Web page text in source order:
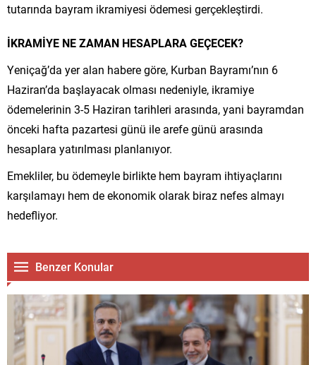
tutarında bayram ikramiyesi ödemesi gerçekleştirdi.
İKRAMİYE NE ZAMAN HESAPLARA GEÇECEK?
Yeniçağ’da yer alan habere göre, Kurban Bayramı’nın 6
Haziran’da başlayacak olması nedeniyle, ikramiye
ödemelerinin 3-5 Haziran tarihleri arasında, yani bayramdan
önceki hafta pazartesi günü ile arefe günü arasında
hesaplara yatırılması planlanıyor.
Emekliler, bu ödemeyle birlikte hem bayram ihtiyaçlarını
karşılamayı hem de ekonomik olarak biraz nefes almayı
hedefliyor.
Benzer Konular